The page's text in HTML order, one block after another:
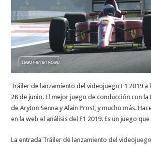
Tráiler de lanzamiento del videojuego F1 2019 a
28 de junio. El mejor juego de conducción con la
de Aryton Senna y Alain Prost, y mucho más.
en la web el análisis del F1 2019. Es un juego
La entrada Tráiler de lanzamiento del